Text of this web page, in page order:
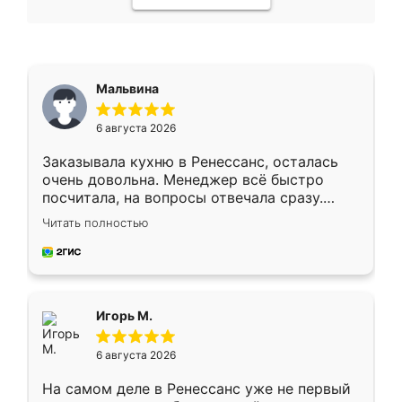
Мальвина
6 августа 2026
Заказывала кухню в Ренессанс, осталась
очень довольна. Менеджер всё быстро
посчитала, на вопросы отвечала сразу.
Замерщик приехал в субботу, подошёл к
делу со всей ответственностью. Собрали
за день, ребята работали аккуратно, даже
Читать полностью
Игорь М.
6 августа 2026
На самом деле в Ренессанс уже не первый